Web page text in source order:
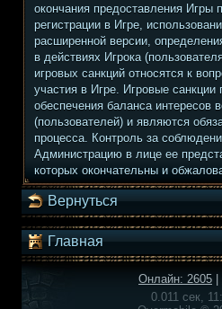
окончания предоставления Игры
регистрации в Игре,
расширенной версии,
в действиях Игрока
игровых санкций относятся к
участия в Игре. Игровые
обеспечения баланса интересов
(пользователей) и являются
процесса. Контроль за
Администрацию в лице ее
которых окончательны и
Вернуться
Главная
Онлайн: 2605
0.011 сек,